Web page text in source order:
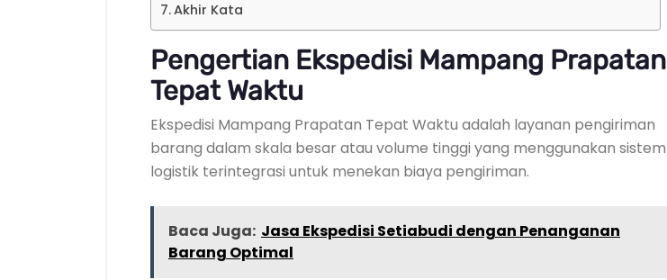
Akhir Kata
Pengertian Ekspedisi Mampang Prapatan
Tepat Waktu
Ekspedisi Mampang Prapatan Tepat Waktu adalah layanan pengiriman
barang dalam skala besar atau volume tinggi yang menggunakan sistem
logistik terintegrasi untuk menekan biaya pengiriman.
Baca Juga: Jasa Ekspedisi Setiabudi dengan Penanganan
Barang Optimal